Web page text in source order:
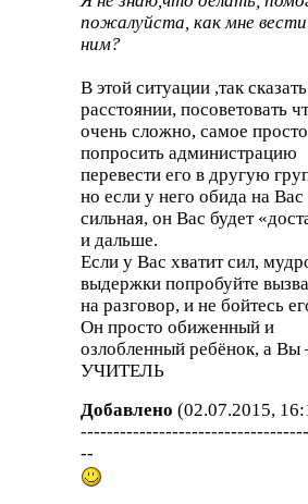
пожалуйста, как мне вести
ним?
В этой ситуации ,так
расстоянии, посоветовать
очень сложно, самое
попросить администрацию
перевести его в другую
но если у него обида на Вас
сильная, он Вас будет
и дальше.
Если у Вас хватит сил,
выдержки попробуйте
на разговор, и не бойтесь
Он просто обиженный и
озлобленный ребёнок, а Вы
УЧИТЕЛЬ
Добавлено (02.07.2015,
--